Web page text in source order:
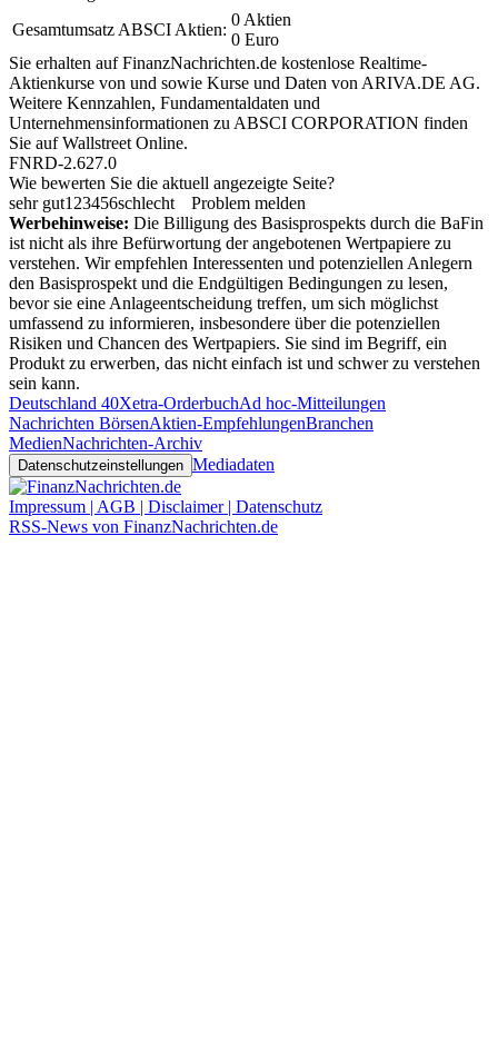
Gesamtumsatz ABSCI Aktien:
0 Aktien
0 Euro
Sie erhalten auf FinanzNachrichten.de kostenlose Realtime-
Aktienkurse von und sowie Kurse und Daten von ARIVA.DE AG.
Weitere Kennzahlen, Fundamentaldaten und
Unternehmensinformationen zu ABSCI CORPORATION finden
Sie aufWallstreet Online.
FNRD-2.627.0
Wie bewerten Sie die aktuell angezeigte Seite?
sehr gut1 23456schlecht
Problem melden
Werbehinweise: Die Billigung des Basisprospekts durch die BaFin
ist nicht als ihre Befürwortung der angebotenen Wertpapiere zu
verstehen. Wir empfehlen Interessenten und potenziellen Anlegern
den Basisprospekt und die Endgültigen Bedingungen zu lesen,
bevor sie eine Anlageentscheidung treffen, um sich möglichst
umfassend zu informieren, insbesondere über die potenziellen
Risiken und Chancen des Wertpapiers. Sie sind im Begriff, ein
Produkt zu erwerben, das nicht einfach ist und schwer zu verstehen
sein kann.
Deutschland 40Xetra-OrderbuchAd hoc-Mitteilungen
Nachrichten BörsenAktien-EmpfehlungenBranchen
MedienNachrichten-Archiv
Datenschutzeinstellungen Mediadaten
Impressum | AGB | Disclaimer | Datenschutz
RSS-News von FinanzNachrichten.de